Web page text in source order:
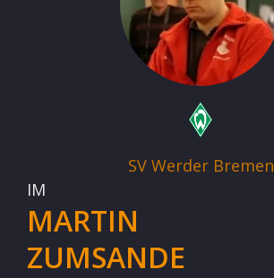
SV Werder Bremen
IM
MARTIN
ZUMSANDE